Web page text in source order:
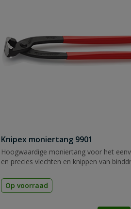
Knipex moniertang 9901
Hoogwaardige moniertang voor het
en precies vlechten en knippen van
Op voorraad